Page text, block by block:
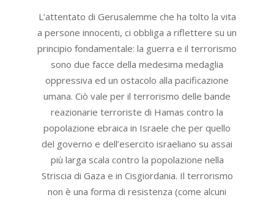
L’attentato di Gerusalemme che ha tolto la vita
a persone innocenti, ci obbliga a riflettere su un
principio fondamentale: la guerra e il terrorismo
sono due facce della medesima medaglia
oppressiva ed un ostacolo alla pacificazione
umana. Ciò vale per il terrorismo delle bande
reazionarie terroriste di Hamas contro la
popolazione ebraica in Israele che per quello
del governo e dell’esercito israeliano su assai
più larga scala contro la popolazione nella
Striscia di Gaza e in Cisgiordania. Il terrorismo
non è una forma di resistenza (come alcuni